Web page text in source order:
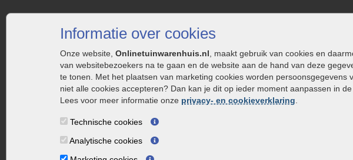
Informatie over cookies
Onze website, Onlinetuinwarenhuis.nl , maakt gebruik van cookies en
van websitebezoekers na te gaan en de website aan de hand van deze
te tonen. Met het plaatsen van marketing cookies worden
niet alle cookies accepteren? Dan kan je dit op ieder moment aanpassen in de
Lees voor meer informatie onze privacy- en cookieverklaring
Technische cookies
Analytische cookies